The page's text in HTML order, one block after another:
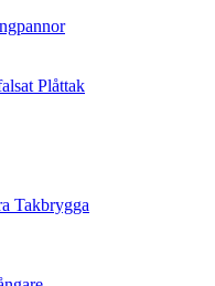
Plåttak
Takbrygga